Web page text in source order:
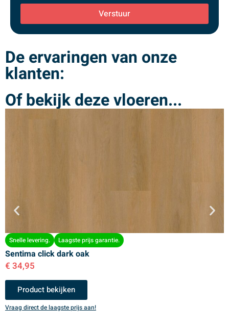
Verstuur
De ervaringen van onze
klanten:
Of bekijk deze vloeren...
Snelle levering. Laagste prijs garantie.
Sentima click dark oak
€ 34,95
Product bekijken
Vraag direct de laagste prijs aan!